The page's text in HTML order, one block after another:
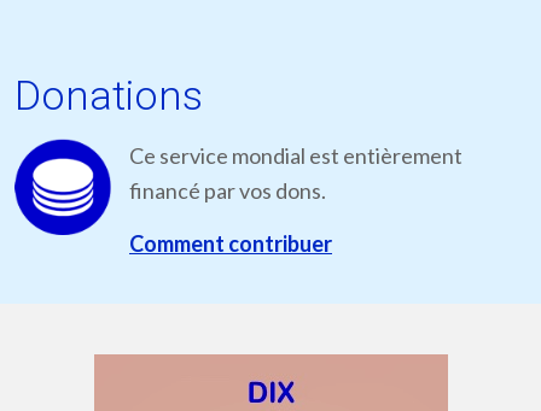
Donations
Ce service mondial est entièrement
financé par vos dons.
Comment contribuer